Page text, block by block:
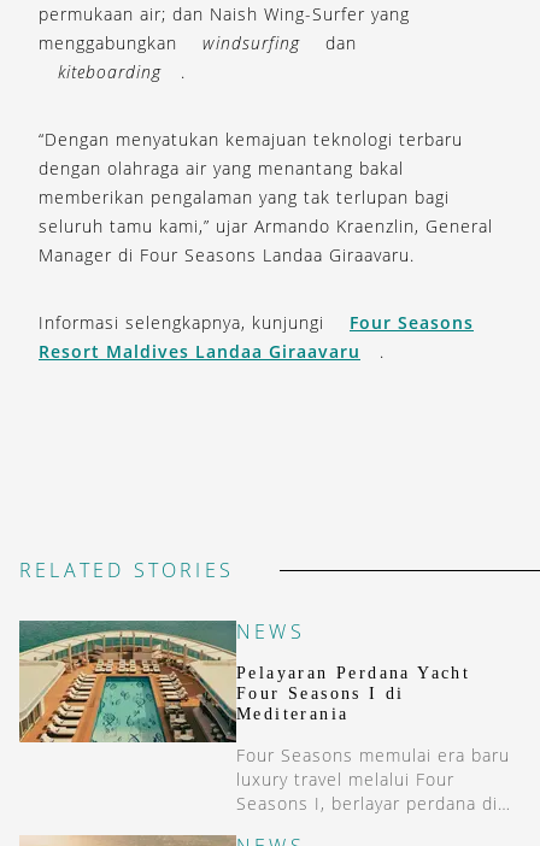
permukaan air; dan Naish Wing-Surfer yang
menggabungkan
windsurfing
dan
kiteboarding
.
“Dengan menyatukan kemajuan teknologi terbaru
dengan olahraga air yang menantang bakal
memberikan pengalaman yang tak terlupan bagi
seluruh tamu kami,” ujar Armando Kraenzlin, General
Manager di Four Seasons Landaa Giraavaru.
Informasi selengkapnya, kunjungi
Four Seasons
Resort Maldives Landaa Giraavaru
.
RELATED STORIES
NEWS
Pelayaran Perdana Yacht
Four Seasons I di
Mediterania
Four Seasons memulai era baru
luxury travel melalui Four
Seasons I, berlayar perdana di